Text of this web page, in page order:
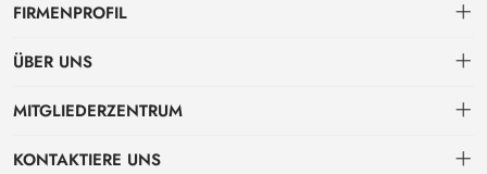
FIRMENPROFIL
BEYOND TECHNOLOGY INTERNATIONAL LIMITED wurde 2002
Glasfaserlösungen. Mit der Weiterentwicklung industrieller Netzwerke
ÜBER UNS
Kontakt
MITGLIEDERZENTRUM
persönliches Zentrum
KONTAKTIERE UNS